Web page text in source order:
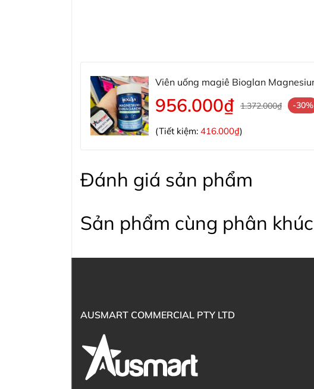
Viên uống magiê Bioglan
956.000₫ 1.372.000₫ -30%
(Tiết kiệm: 416.000₫)
Đánh giá sản phẩm
Sản phẩm cùng phân khúc
AUSMART COMMERCIAL PTY LTD